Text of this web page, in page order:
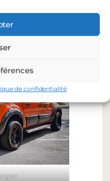
de confidentialité
Toyota Hilux